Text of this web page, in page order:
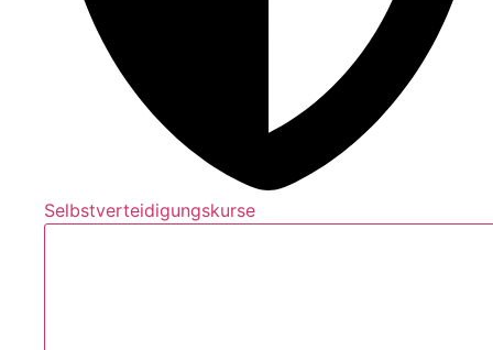
Selbstverteidigungskurse